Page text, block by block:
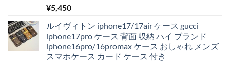
¥5,450
ルイヴィトン iphone17/17air ケース gucci
iphone17pro ケース 背面 収納 ハイ ブランド
iphone16pro/16promax ケース おしゃれ メンズ
スマホケース カード ケース 付き